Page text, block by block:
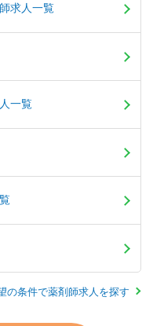
求人一覧
一覧
の条件で薬剤師求人を探す